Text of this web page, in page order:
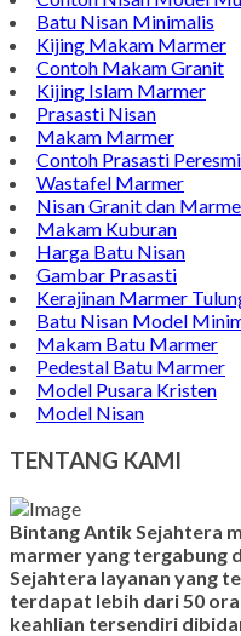
Batu Nisan Minimalis
Kijing Makam Marmer
Contoh Makam Granit
Kijing Islam Marmer
Prasasti Nisan
Makam Marmer
Contoh Prasasti
Wastafel Marmer
Nisan Granit dan
Makam Kuburan
Harga Batu Nisan
Gambar Prasasti
Kerajinan Marmer
Batu Nisan Model
Makam Batu Marmer
Pedestal Batu Marmer
Model Pusara Kristen
Model Nisan
TENTANG KAMI
Bintang Antik Sejahtera
marmer yang tergabung
Sejahtera layanan yang
terdapat lebih dari 50
keahlian tersendiri